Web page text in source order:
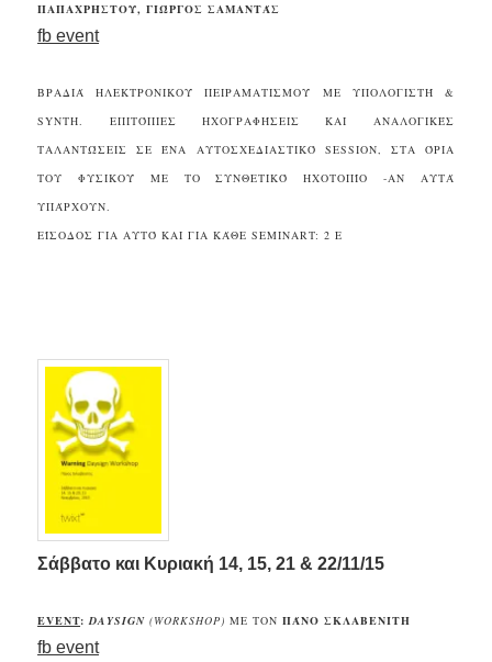
ΠΑΠΑΧΡΉΣΤΟΥ, ΓΙΏΡΓΟΣ ΣΑΜΑΝΤΆΣ
fb event
ΒΡΑΔΙΆ ΗΛΕΚΤΡΟΝΙΚΟΎ ΠΕΙΡΑΜΑΤΙΣΜΟΎ ΜΕ ΥΠΟΛΟΓΙΣΤΉ &
SYNTH. ΕΠΙΤΌΠΙΕΣ ΗΧΟΓΡΑΦΉΣΕΙΣ ΚΑΙ ΑΝΑΛΟΓΙΚΈΣ
ΤΑΛΑΝΤΏΣΕΙΣ ΣΕ ΈΝΑ ΑΥΤΟΣΧΕΔΙΑΣΤΙΚΌ SESSION, ΣΤΑ ΌΡΙΑ
ΤΟΥ ΦΥΣΙΚΟΎ ΜΕ ΤΟ ΣΥΝΘΕΤΙΚΌ ΗΧΟΤΟΠΊΟ -ΑΝ ΑΥΤΆ
ΥΠΆΡΧΟΥΝ.
ΕΊΣΟΔΟΣ ΓΙΑ ΑΥΤΌ ΚΑΙ ΓΙΑ ΚΆΘΕ SEMINART: 2 Ε
Σάββατο και Κυριακή 14, 15, 21 & 22/11/15
EVENT: DAYSIGN (WORKSHOP) ΜΕ ΤΟΝΠΆΝΟ ΣΚΛΑΒΕΝΊΤΗ
fb event